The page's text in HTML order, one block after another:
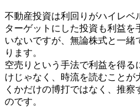
不動産投資は利回りがハイレベ
ターゲットにした投資も利益
いないですが、無論株式と一緒
ります。
空売りという手法で利益を得
けじゃなく、時流を読むこと
くかだけの博打ではなく、推
のです。